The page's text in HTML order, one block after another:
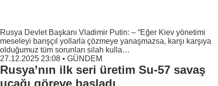
Rusya Devlet Başkanı Vladimir Putin: – “Eğer Kiev yönetimi
meseleyi barışçıl yollarla çözmeye yanaşmazsa, karşı karşıya
olduğumuz tüm sorunları silah kulla…
27.12.2025 23:08 • GÜNDEM
Rusya’nın ilk seri üretim Su-57 savaş
uçağı göreve başladı